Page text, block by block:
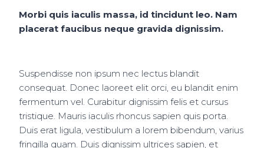
Morbi quis iaculis massa, id tincidunt leo. Nam
placerat faucibus neque gravida dignissim.
Suspendisse non ipsum nec lectus blandit
consequat. Donec laoreet elit orci, eu blandit enim
fermentum vel. Curabitur dignissim felis et cursus
tristique. Mauris iaculis rhoncus sapien quis porta.
Duis erat ligula, vestibulum a lorem bibendum, varius
fringilla quam. Duis dignissim ultrices sapien, et